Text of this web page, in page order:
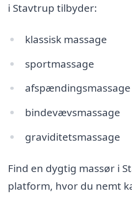
i Stavtrup tilbyder:
klassisk massage
sportmassage
afspændingsmassage
bindevævsmassage
graviditetsmassage
Find en dygtig massør i
platform, hvor du nemt